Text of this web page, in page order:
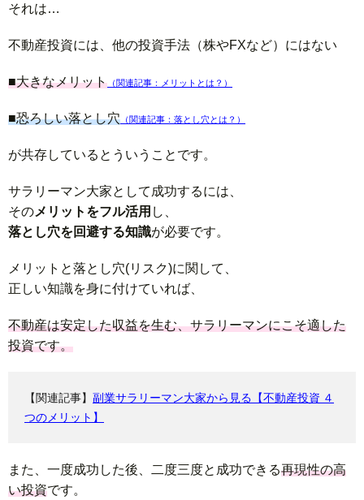
それは…
不動産投資には、他の投資手法（株やFXなど）にはない
■大きなメリット （関連記事：メリットとは？）
■恐ろしい落とし穴 （関連記事：落とし穴とは？）
が共存しているとういうことです。
サラリーマン大家として成功するには、
そのメリットをフル活用 し、
落とし穴を回避する知識が必要です。
メリットと落とし穴(リスク)に関して、
正しい知識を身に付けていれば、
不動産は安定した収益を生む、サラリーマンにこそ適した
投資です。
【関連記事】 副業サラリーマン大家から見る【不動産投資 ４
つのメリット】
また、一度成功した後、二度三度と成功できる再現性の高
い投資です。